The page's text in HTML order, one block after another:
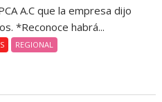
A.C que la empresa dijo
*Reconoce habrá...
REGIONAL